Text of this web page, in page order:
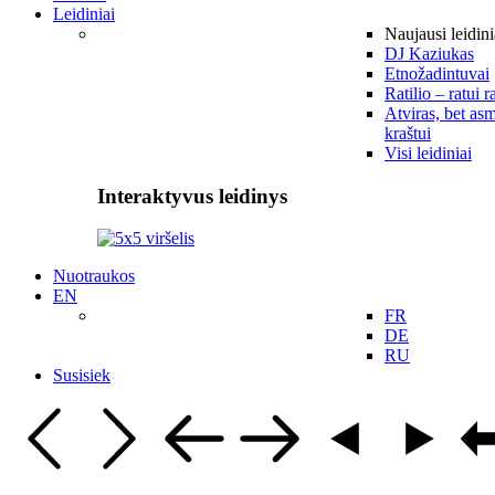
Leidiniai
Naujausi
DJ Kaziukas
Etnožadintuvai
Ratilio – ratui
Atviras, bet
kraštui
Visi leidiniai
Interaktyvus leidinys
Nuotraukos
EN
FR
DE
RU
Susisiek